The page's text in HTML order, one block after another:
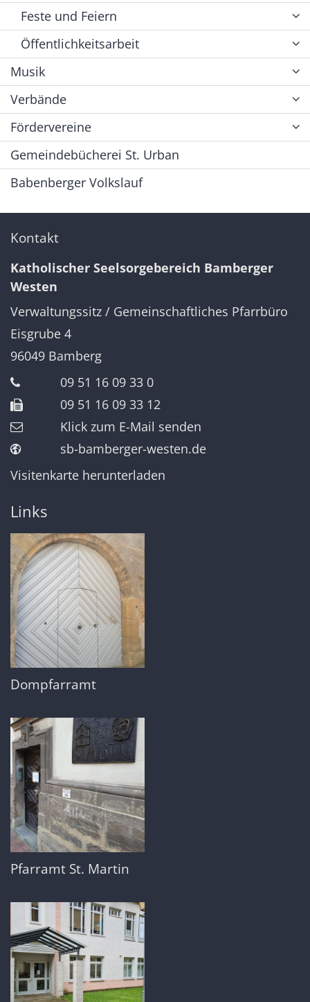
Feste und Feiern
Öffentlichkeitsarbeit
Musik
Verbände
Fördervereine
Gemeindebücherei St. Urban
Babenberger Volkslauf
Kontakt
Katholischer Seelsorgebereich Bamberger
Westen
Verwaltungssitz / Gemeinschaftliches Pfarrbüro
Eisgrube 4
96049 Bamberg
09 51 16 09 33 0
09 51 16 09 33 12
Klick zum E-Mail senden
sb-bamberger-westen.de
Visitenkarte herunterladen
Links
Dompfarramt
Pfarramt St. Martin